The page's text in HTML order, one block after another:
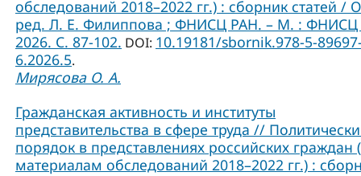
обследований 2018–2022 гг.) : сборник статей /
ред. Л. Е. Филиппова ; ФНИСЦ РАН. – М. : ФНИСЦ
2026. C. 87-102. DOI: 10.19181/sbornik.978-5-
6.2026.5.
Мирясова О. А.
Гражданская активность и институты
представительства в сфере труда //
порядок в представлениях российских граждан
материалам обследований 2018–2022 гг.) :